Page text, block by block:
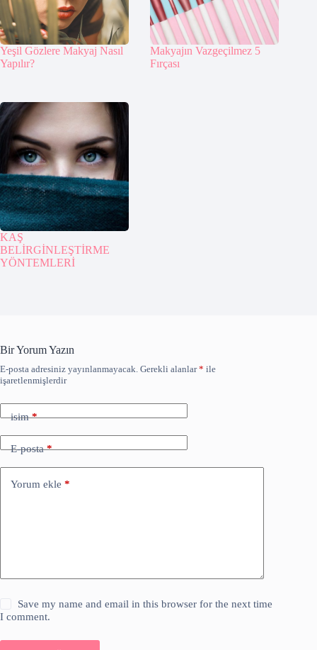
Yeşil Gözlere Makyaj Nasıl
Yapılır?
Makyajın Vazgeçilmez 5
Fırçası
KAŞ
BELİRGİNLEŞTİRME
YÖNTEMLERİ
Bir Yorum Yazın
E-posta adresiniz yayınlanmayacak. Gerekli alanlar* ile
işaretlenmişlerdir
isim*
E-posta*
Yorum ekle *
Save my name and email in this browser for the next time
I comment.